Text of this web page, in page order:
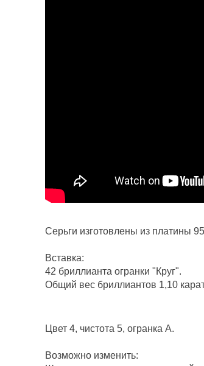
Серьги изготовлены из платины
Вставка:
42 бриллианта огранки "Круг".
Общий вес бриллиантов 1,10
Цвет 4, чистота 5, огранка А.
Возможно изменить: